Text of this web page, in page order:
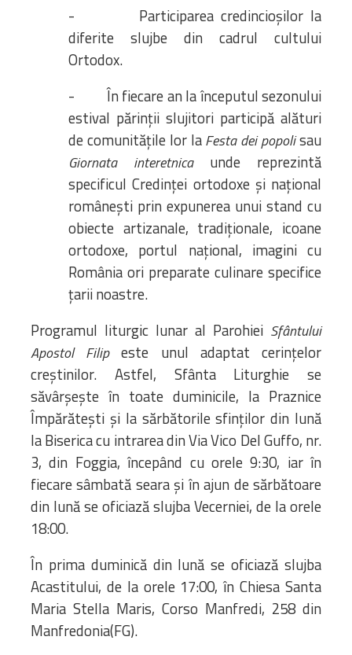
- Participarea credincioșilor la
diferite slujbe din cadrul cultului
Ortodox.
- În fiecare an la începutul sezonului
estival părinții slujitori participă alături
de comunitățile lor laFesta dei popolisau
Giornata interetnica unde reprezintă
specificul Credinței ortodoxe și național
românești prin expunerea unui stand cu
obiecte artizanale, tradiționale, icoane
ortodoxe, portul național, imagini cu
România ori preparate culinare specifice
țarii noastre.
Programul liturgic lunar al Parohiei Sfântului
Apostol Filipeste unul adaptat cerințelor
creștinilor. Astfel, Sfânta Liturghie se
săvârşeşte în toate duminicile, la Praznice
Împărătești și la sărbătorile sfinților din lună
la Biserica cu intrarea din Via Vico Del Guffo, nr.
3, din Foggia, începând cu orele 9:30, iar în
fiecare sâmbată seara şi în ajun de sărbătoare
din lună se oficiază slujba Vecerniei, de la orele
18:00.
În prima duminică din lună se oficiază slujba
Acastitului, de la orele 17:00, în Chiesa Santa
Maria Stella Maris, Corso Manfredi, 258 din
Manfredonia(FG).